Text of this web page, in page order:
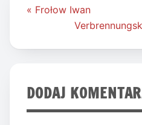
Nawigacja
« Frołow Iwan
DODAJ